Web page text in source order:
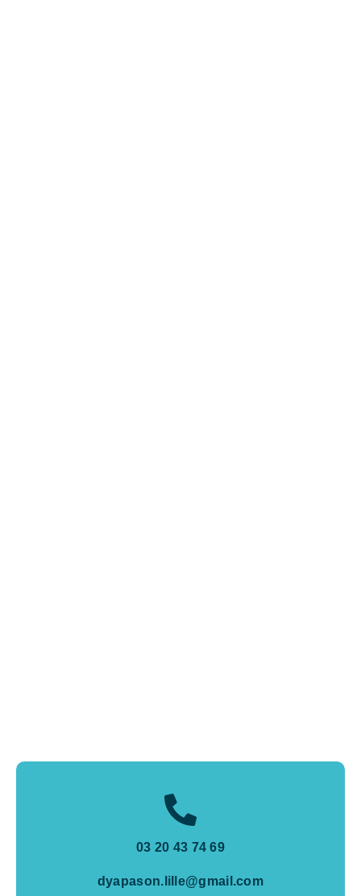
03 20 43 74 69
dyapason.lille@gmail.com